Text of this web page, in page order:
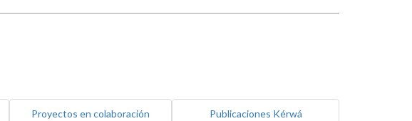
Proyectos en colaboración Publicaciones Kérwá